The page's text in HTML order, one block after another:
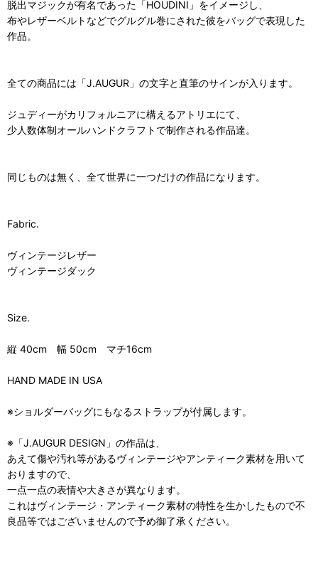
脱出マジックが有名であった「HOUDINI」をイメージし、
布やレザーベルトなどでグルグル巻にされた彼をバッグで表現した
作品。
全ての商品には「J.AUGUR」の文字と直筆のサインが入ります。
ジュディーがカリフォルニアに構えるアトリエにて、
少人数体制オールハンドクラフトで制作される作品達。
同じものは無く、全て世界に一つだけの作品になります。
Fabric.
ヴィンテージレザー
ヴィンテージダック
Size.
縦 40cm 幅 50cm マチ16cm
HAND MADE IN USA
※ショルダーバッグにもなるストラップが付属します。
※「J.AUGUR DESIGN」の作品は、
あえて傷や汚れ等があるヴィンテージやアンティーク素材を用いて
おりますので、
一点一点の表情や大きさが異なります。
これはヴィンテージ・アンティーク素材の特性を生かしたもので不
良品等ではございませんので予め御了承ください。